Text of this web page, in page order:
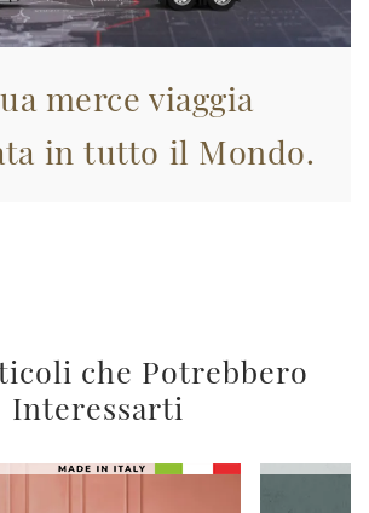
merce viaggia
in tutto il Mondo.
che Potrebbero
Interessarti